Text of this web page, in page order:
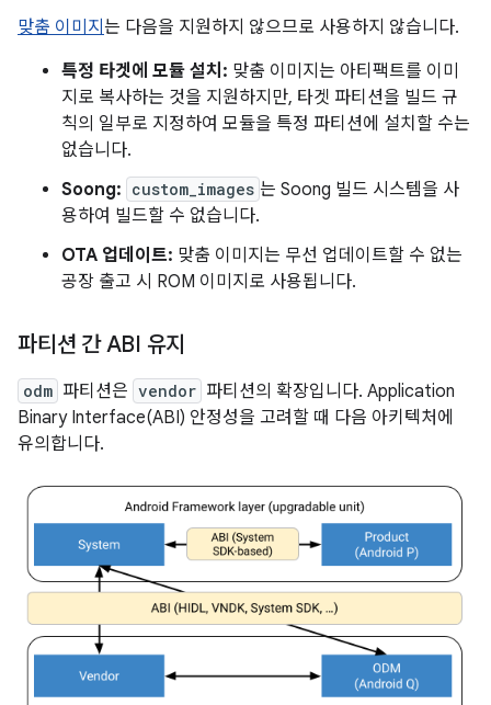
맞춤 이미지 는 다음을 지원하지 않으므로 사용하지 않습니다.
특정 타겟에 모듈 설치: 맞춤 이미지는 아티팩트를 이미
지로 복사하는 것을 지원하지만, 타겟 파티션을 빌드 규
칙의 일부로 지정하여 모듈을 특정 파티션에 설치할 수는
없습니다.
Soong: custom_images 는 Soong 빌드 시스템을 사
용하여 빌드할 수 없습니다.
OTA 업데이트: 맞춤 이미지는 무선 업데이트할 수 없는
공장 출고 시 ROM 이미지로 사용됩니다.
파티션 간 ABI 유지
odm 파티션은 vendor 파티션의 확장입니다. Application
Binary Interface(ABI) 안정성을 고려할 때 다음 아키텍처에
유의합니다.